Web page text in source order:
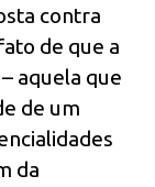
contra
de que a
aquela que
de um
da